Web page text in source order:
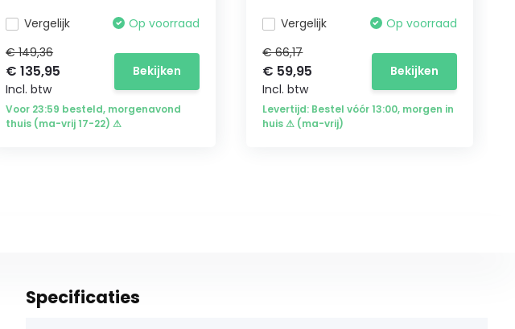
Vergelijk
Op voorraad
€ 149,36
€ 135,95
Incl. btw
Bekijken
Voor 23:59 besteld, morgenavond
thuis (ma-vrij 17-22) ⚠
Vergelijk
Op voorraad
€ 66,17
€ 59,95
Incl. btw
Bekijken
Levertijd: Bestel vóór 13:00, morgen in
huis ⚠ (ma-vrij)
Specificaties